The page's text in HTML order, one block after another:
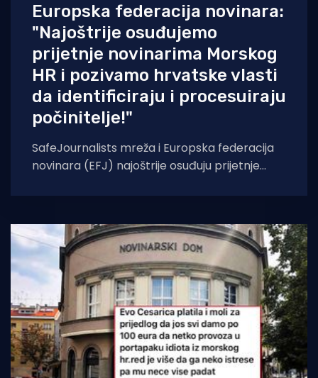
Europska federacija novinara:
"Najoštrije osuđujemo
prijetnje novinarima Morskog
HR i pozivamo hrvatske vlasti
da identificiraju i procesuiraju
počinitelje!"
SafeJournalists mreža i Europska federacija
novinara (EFJ) najoštrije osuđuju prijetnje
HR i pozivaju nadležne